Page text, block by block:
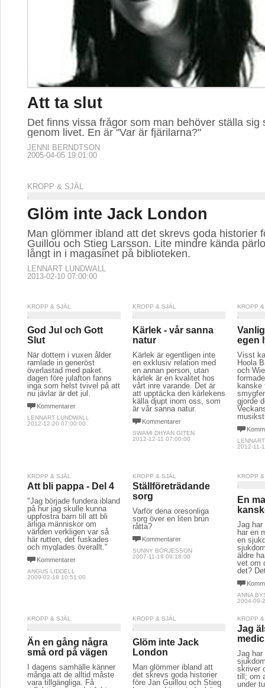
Att ta slut
Det finns vissa frågor som man behöver ställa sig
genom livet. En är "Var är fjärilarna?"
JENNI BERNDTSON
2005-04-05 19:01:00
KROPP & SJÄL
Glöm inte Jack London
Man glömmer ibland att det skrevs goda historier
Guillou och Stieg Larsson. Lite mindre kända
långt in i magasinet på biblioteken.
LENNART LUNDWALL
2013-02-10 07:00:00
KROPP & SJÄL
God Jul och Gott
Slut
När dottern i vuxen ålder
ramlade in generöst
överlastad med paket
dagen före julafton fanns
inga som helst tvivel på att
nu jävlar är det jul.
Kommentarer
LENNART LUNDWALL
2012-12-20 07:00:00
KROPP & SJÄL
Kärlek - vår sanna
natur
Kärlek är egentligen inte
en exklusiv relation med
en annan person, utan
kärlek är en kvalitet hos
vårt inre varande. Det är
att upptäcka den kärlekens
källa djupt inom oss, som
är vår sanna natur.
Kommentarer
SWAMI DHYAN GITEN
2012-12-11 07:00:00
KROPP
egen
Visst
Hoola
och
kanske
gjorde
2012-11-
KROPP & SJÄL
Att bli pappa - Del 4
"Jag började fundera ibland
på hur jag skulle kunna
uppfostra barn till att bli
ärliga människor om
världen verkligen var så
här rutten, det fuskades
och myglades överallt."
Kommentarer
ANGUS LIDDELL
2009-02-18 10:51:00
KROPP & SJÄL
Ställföreträdande
sorg
Varför dena oresonliga
sorg över en liten brun
råtta?
Kommentarer
SUNNY BÖRJESSON
2007-11-19 09:18:00
KROPP
En
Jag har
har en
en
äldre
vet om
det?
ANNA
2004-09-
KROPP & SJÄL
Än en gång några
små ord på vägen
I dagens samhälle känner
många att de alltid måste
vara tillgängliga. Få
KROPP & SJÄL
Glöm inte Jack
London
Man glömmer ibland att
det skrevs goda historier
före Jan Guillou och Stieg
KROPP
Jag
Jag
skriver
till; om
under